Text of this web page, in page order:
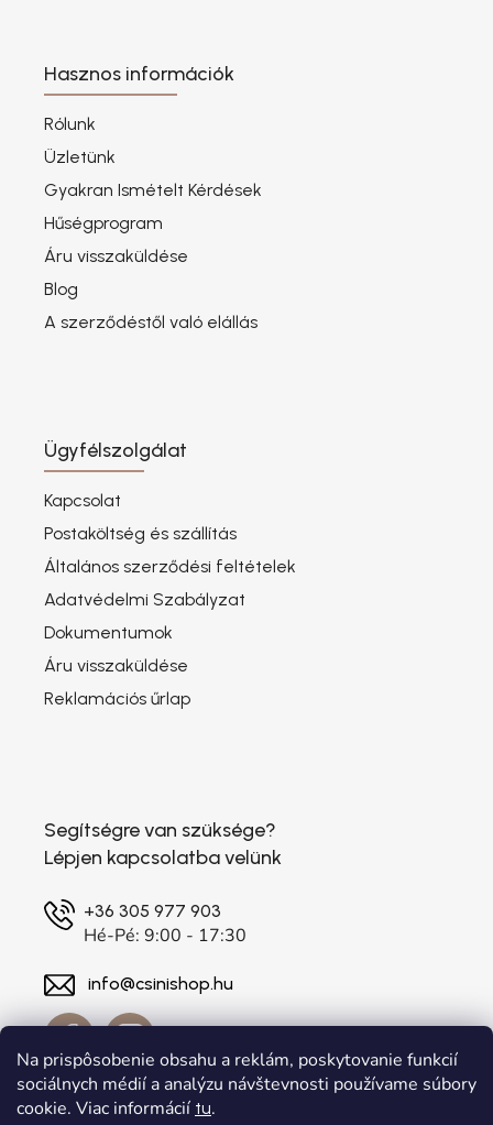
Na prispôsobenie obsahu a reklám, poskytovanie funkcií
sociálnych médií a analýzu návštevnosti používame súbory
cookie. Viac informácií tu.
Hasznos információk
Rólunk
Üzletünk
Gyakran Ismételt Kérdések
Hűségprogram
Áru visszaküldése
Blog
A szerződéstől való elállás
Ügyfélszolgálat
Kapcsolat
Postaköltség és szállítás
Általános szerződési feltételek
Adatvédelmi Szabályzat
Dokumentumok
Áru visszaküldése
Reklamációs űrlap
Segítségre van szüksége?
Lépjen kapcsolatba velünk
+36 305 977 903
Hé-Pé: 9:00 - 17:30
info@csinishop.hu